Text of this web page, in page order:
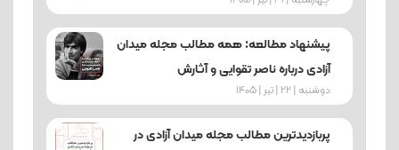
پیشنهاد مطالعه: همه مطالب مجله میدان
آزادی درباره ناصر تقوایی و آثارش
دوشنبه | 22 | تیر | 1405
پربازدیدترین مطالب مجله میدان آزادی در